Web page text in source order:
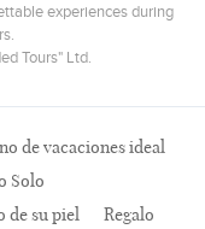
experiences during
Tours" Ltd.
de vacaciones ideal
Solo
de su piel
Regalo